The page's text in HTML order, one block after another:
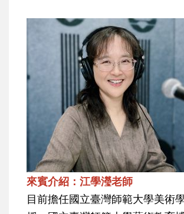
來賓介紹：江學瀅老師
目前擔任國立臺灣師範大學美術